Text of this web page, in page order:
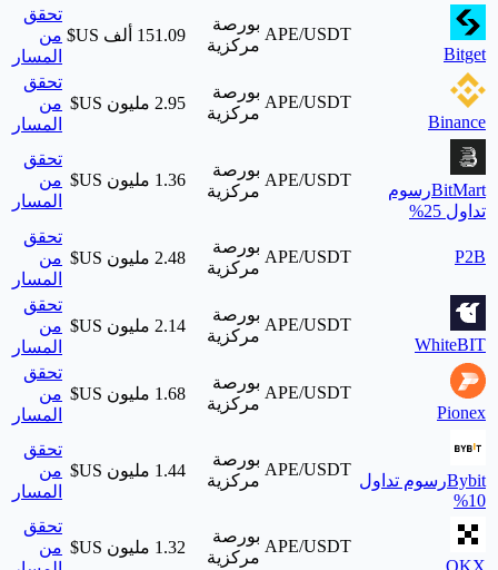
Bitget
APE/USDT
بورصة
مركزية
تحقق
من
المسار
Binance
APE/USDT
بورصة
مركزية
تحقق
من
المسار
BitMartرسوم
تداول 25%
APE/USDT
بورصة
مركزية
تحقق
من
المسار
P2B
APE/USDT
بورصة
مركزية
تحقق
من
المسار
WhiteBIT
APE/USDT
بورصة
مركزية
تحقق
من
المسار
Pionex
APE/USDT
بورصة
مركزية
تحقق
من
المسار
Bybitرسوم تداول
10%
APE/USDT
بورصة
مركزية
تحقق
من
المسار
APE/USDT
بورصة
مركزية
تحقق
من